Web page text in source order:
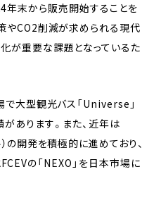
年末から販売開始することを
やCO2削減が求められる現代
が重要な課題となっているた
大型観光バス「Universe」
あります。また、近年は
の開発を積極的に進めており、
の「NEXO」を日本市場に